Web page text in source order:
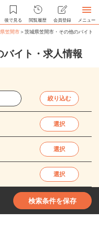
後で見る 閲覧履歴 会員登録 メニュー
笠間市＞茨城県笠間市・その他のバイト
バイト・求人情報
絞り込む
選択
選択
選択
検索条件を保存